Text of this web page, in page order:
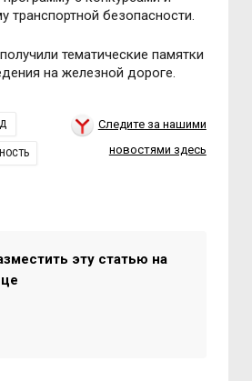
транспортной безопасности.
тематические памятки
на железной дороге.
Следите за нашими
новостями здесь
эту статью на